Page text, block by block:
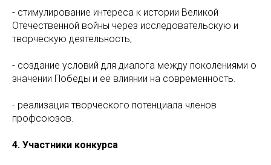
- стимулирование интереса к истории Великой
Отечественной войны через исследовательскую и
творческую деятельность;
- создание условий для диалога между поколениями о
значении Победы и её влиянии на современность.
- реализация творческого потенциала членов
профсоюзов.
4. Участники конкурса